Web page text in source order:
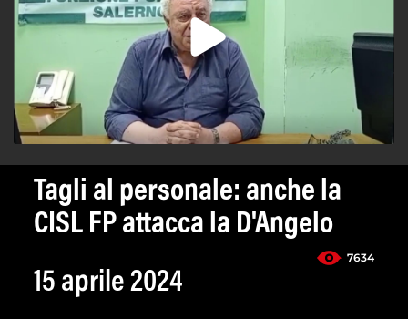
Tagli al personale: anche la
CISL FP attacca la D'Angelo
7634
15 aprile 2024